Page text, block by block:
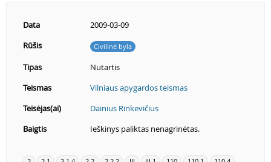
Data
2009-03-09
Rūšis
Civilinė byla
Tipas
Nutartis
Teismas
Vilniaus apygardos teismas
Teisėjas(ai)
Dainius Rinkevičius
Baigtis
Ieškinys paliktas nenagrinėtas.